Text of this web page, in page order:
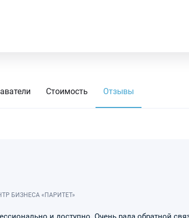
Стоимость Отзывы
БИЗНЕСА «ПАРИТЕТ»